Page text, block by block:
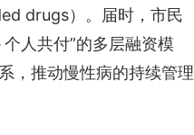
drugs）。届时，市民
人共付”的多层融资模
，推动慢性病的持续管理